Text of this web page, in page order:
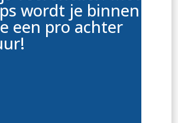
wordt je binnen
een pro achter